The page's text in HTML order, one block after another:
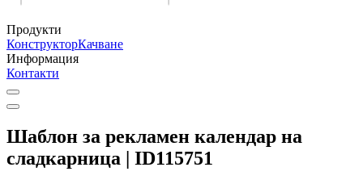
Продукти
КонструкторКачване
Информация
Контакти
Шаблон за рекламен календар на
сладкарница | ID115751